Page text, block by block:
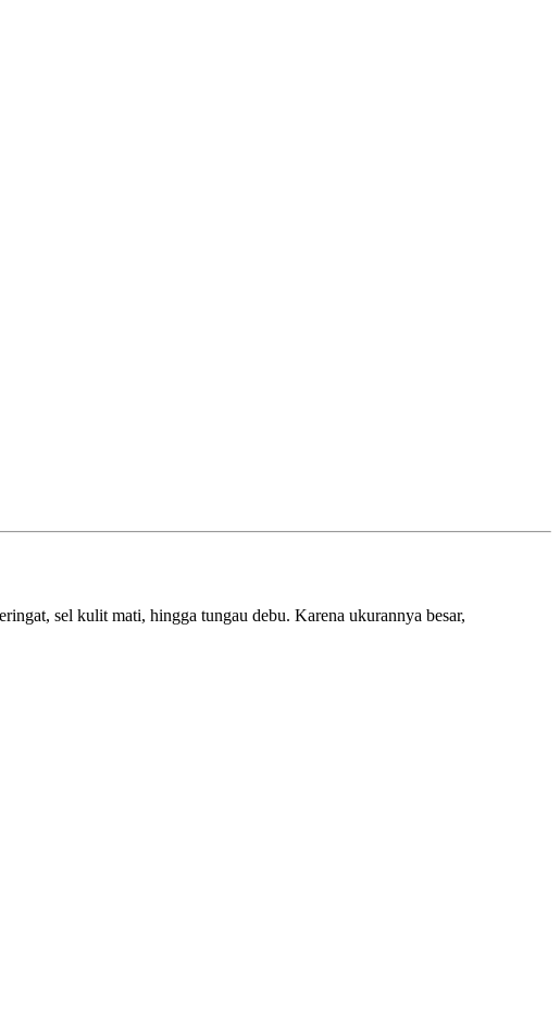
sel kulit mati, hingga tungau debu. Karena ukurannya besar,